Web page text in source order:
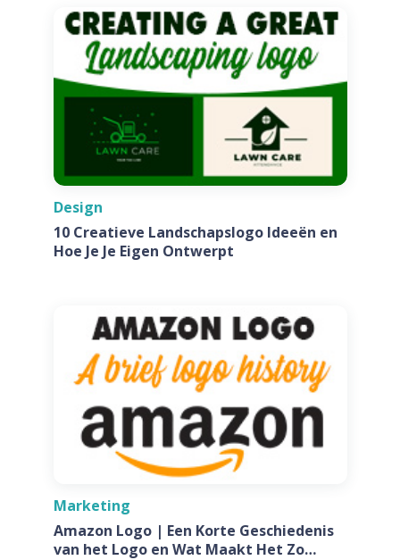
Design
10 Creatieve Landschapslogo Ideeën en
Hoe Je Je Eigen Ontwerpt
Marketing
Amazon Logo | Een Korte Geschiedenis
van het Logo en Wat Maakt Het Zo